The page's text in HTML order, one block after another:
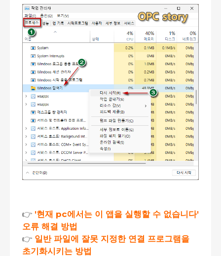
👉 '현재 pc에서는 이 앱을 실행할 수 없습니다'
오류 해결 방법
👉 일반 파일에 잘못 지정한 연결 프로그램을
초기화시키는 방법